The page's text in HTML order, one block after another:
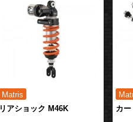
リアショック M46K カ